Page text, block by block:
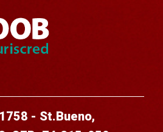
- St.Bueno,